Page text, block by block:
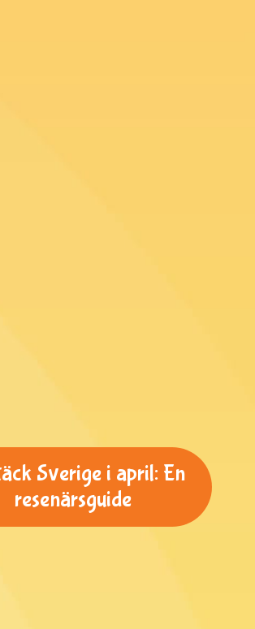
Sverige i april: En
resenärsguide